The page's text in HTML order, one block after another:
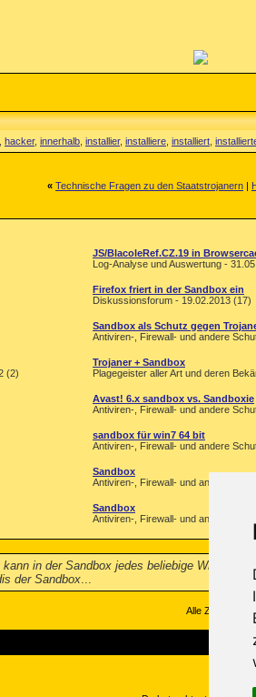
hacker, innerhalb installier, installiere installiert
« Technische Fragen zu den Staatstrojanern |
JS/BlacoleRef.CZ.19 in
Log-Analyse und Auswertung -
Firefox friert in der Sandbox ein
Diskussionsforum - 19.02.2013 (17)
Sandbox als Schutz gegen
Antiviren-, Firewall- und andere
(2)
Trojaner + Sandbox
Plagegeister aller Art und deren
Avast! 6.x sandbox vs. Sandboxie
Antiviren-, Firewall- und andere
sandbox für win7 64 bit
Antiviren-, Firewall- und andere
Sandbox
Antiviren-, Firewall- und andere
Sandbox
Antiviren-, Firewall- und andere
kann in der Sandbox jedes beliebige Win
der Sandbox...
Alle